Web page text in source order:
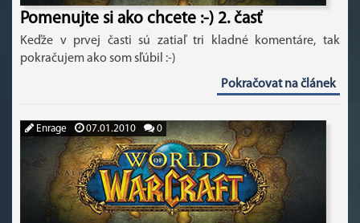
Pomenujte si ako chcete :-) 2. časť
Keďže v prvej časti sú zatiaľ tri kladné komentáre, tak
pokračujem ako som sľúbil :-)
Pokračovat na článek
Enrage 07.01.2010 0